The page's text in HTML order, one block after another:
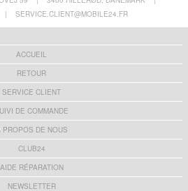
| SERVICE.CLIENT@MOBILE24.FR
ACCUEIL
RETOUR
SERVICE CLIENT
DE COMMANDE
PROPOS DE NOUS
CLUB24
AIDE RÉPARATION
NEWSLETTER